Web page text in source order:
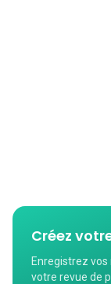
Créez
Enregistrez
votre revue de